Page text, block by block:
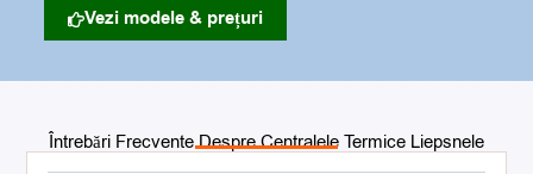
Vezi modele & prețuri
Întrebări Frecvente Despre Centralele Termice Liepsnele